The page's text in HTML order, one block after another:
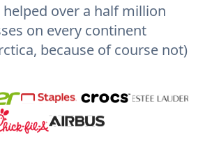
helped over a half million
on every continent
because of course not)